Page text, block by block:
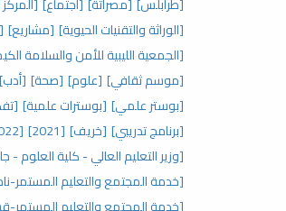
[طرابلس] [مصراتة] [اجتماع]
[الوراثة والتقنيات الحيوية] [مشاريع]
[الجمعية الليبية للأمن والسلامة
[موسم ثقافي] [علوم] [صحة] [أدب]
[بوستر علمي] [بوسترات علمية]
[برنامج تدريبي] [خريف] [2021]
[2022]
[وزير التعليم العالي - كلية العلوم
[خدمة المجتمع والتعليم المستمر-